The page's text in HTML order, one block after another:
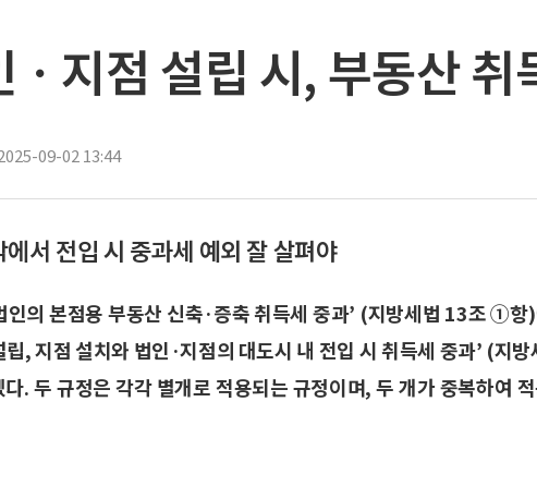
지점 설립 시, 부동산 취
09-02 13:44
서 전입 시 중과세 예외 잘 살펴야
인의 본점용 부동산 신축·증축 취득세 중과’ (지방세법 13조 ①항
립, 지점 설치와 법인·지점의 대도시 내 전입 시 취득세 중과’ (지
. 두 규정은 각각 별개로 적용되는 규정이며, 두 개가 중복하여